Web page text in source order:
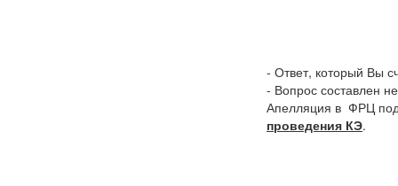
- Ответ, который Вы
- Вопрос составлен
Апелляция в ФРЦ
проведения КЭ.